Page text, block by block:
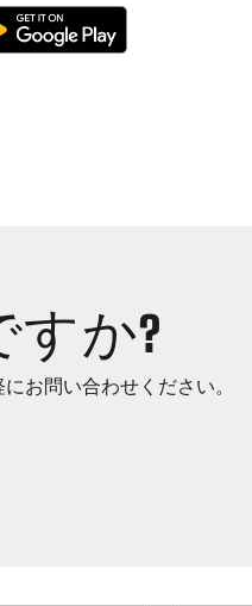
すか?
お問い合わせください。